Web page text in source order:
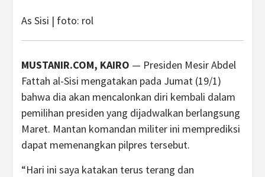
As Sisi | foto: rol
MUSTANIR.COM, KAIRO — Presiden Mesir Abdel
Fattah al-Sisi mengatakan pada Jumat (19/1)
bahwa dia akan mencalonkan diri kembali dalam
pemilihan presiden yang dijadwalkan berlangsung
Maret. Mantan komandan militer ini memprediksi
dapat memenangkan pilpres tersebut.
“Hari ini saya katakan terus terang dan